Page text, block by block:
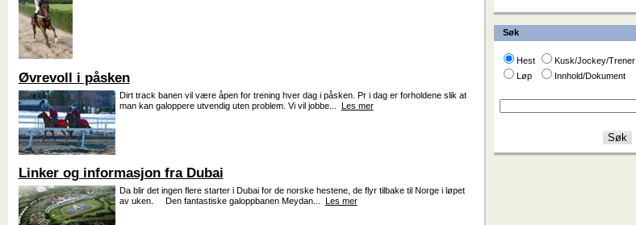
Søk
Hest
Kusk/Jockey/Trener
Løp
Innhold/Dokument
Øvrevoll i påsken
Dirt track banen vil være åpen for trening hver dag i påsken. Pr i dag er forholdene slik at
man kan galoppere utvendig uten problem. Vi vil jobbe... Les mer
Linker og informasjon fra Dubai
Da blir det ingen flere starter i Dubai for de norske hestene, de flyr tilbake til Norge i løpet
av uken. Den fantastiske galoppbanen Meydan... Les mer